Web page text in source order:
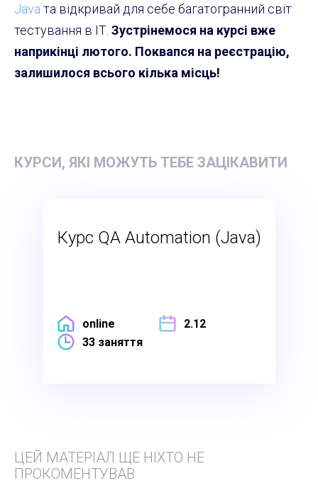
Java та відкривай для себе багатогранний світ
тестування в ІТ. Зустрінемося на курсі вже
наприкінці лютого. Поквапся на реєстрацію,
залишилося всього кілька місць!
КУРСИ, ЯКІ МОЖУТЬ ТЕБЕ ЗАЦІКАВИТИ
Курс QA Automation (Java)
online
2.12
33 заняття
ЦЕЙ МАТЕРІАЛ ЩЕ НІХТО НЕ
ПРОКОМЕНТУВАВ